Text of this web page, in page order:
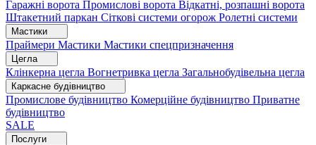
Гаражні ворота Промислові ворота Відкатні, розпашні ворота
Штакетний паркан Сіткові системи огорож Ролетні системи
Мастики
Праймери Мастики Мастики спецпризначення
Цегла
Клінкерна цегла Вогнетривка цегла Загальнобудівельна цегла
Каркасне будівництво
Промислове будівництво Комерційне будівництво Приватне
будівництво
SALE
Послуги